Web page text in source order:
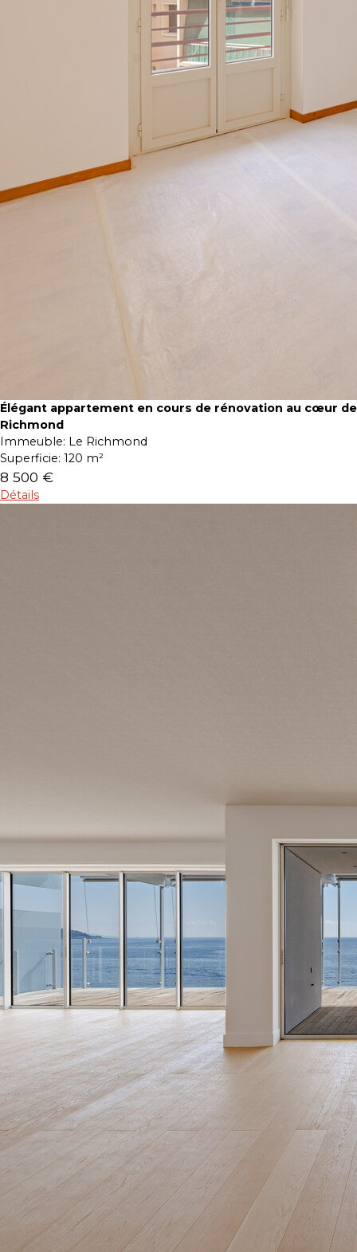
Élégant appartement en cours de rénovation au cœur de
Richmond
Immeuble: Le Richmond
Superficie: 120 m²
8 500 €
Détails